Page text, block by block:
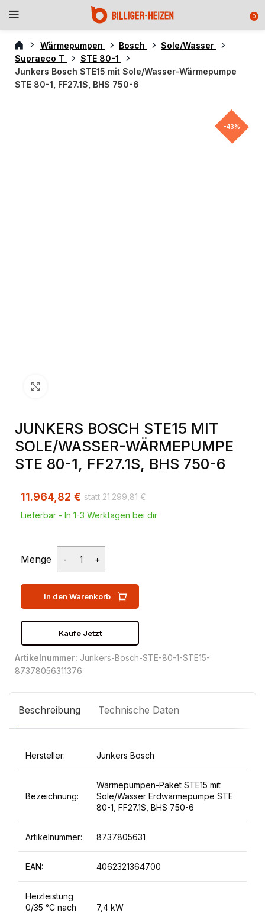
0
Wärmepumpen Bosch
Sole/Wasser
Supraeco T
STE 80-1
Junkers Bosch STE15 mit Sole/Wasser-Wärmepumpe
STE 80-1, FF27.1S, BHS 750-6
-43%
JUNKERS BOSCH STE15 MIT
SOLE/WASSER-WÄRMEPUMPE
STE 80-1, FF27.1S, BHS 750-6
21.299,81 €
11.964,82 €
Lieferbar - In 1-3 Werktagen bei dir
Menge
In den Warenkorb
Kaufe Jetzt
Artikelnummer: Junkers-Bosch-STE-80-1-STE15-
87378056311376
Beschreibung Technische Daten
Hersteller: Junkers Bosch
Bezeichnung:
Wärmepumpen-Paket STE15 mit
Sole/Wasser Erdwärmepumpe STE
80-1, FF27.1S, BHS 750-6
Artikelnummer: 8737805631
EAN: 4062321364700
Heizleistung
0/35 °C nach
7,4 kW